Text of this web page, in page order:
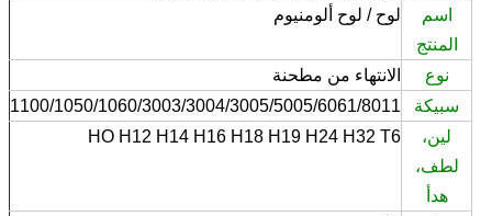
اسم
المنتج
لوح / لوح ألومنيوم
نوع
الانتهاء من مطحنة
سبيكة
1100/1050/1060/3003/3004/3005/5005/6061/8011
لين،
لطف،
هدأ
HO H12 H14 H16 H18 H19 H24 H32 T6